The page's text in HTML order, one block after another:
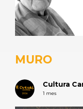
MURO
Cultura
1 mes